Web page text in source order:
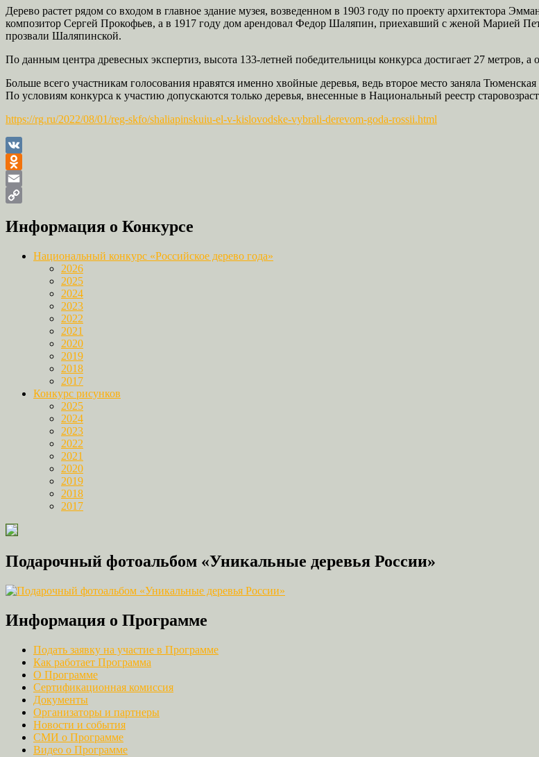
Дерево растет рядом со входом в главное здание музея, возведенном в 1903 году по проекту архитектора
композитор Сергей Прокофьев, а в 1917 году дом арендовал Федор Шаляпин, приехавший с женой Марией
прозвали Шаляпинской.
По данным центра древесных экспертиз, высота 133-летней победительницы конкурса достигает 27 метров, а
Больше всего участникам голосования нравятся именно хвойные деревья, ведь второе место заняла
По условиям конкурса к участию допускаются только деревья, внесенные в Национальный реестр
https://rg.ru/2022/08/01/reg-skfo/shaliapinskuiu-el-v-kislovodske-vybrali-derevom-goda-rossii.html
VK
Odnoklassniki
Email
Link
Информация о Конкурсе
Национальный конкурс «Российское дерево года»
2026
2025
2024
2023
2022
2021
2020
2019
2018
2017
Конкурс рисунков
2025
2024
2023
2022
2021
2020
2019
2018
2017
Подарочный фотоальбом «Уникальные деревья России»
Информация о Программе
Подать заявку на участие в Программе
Как работает Программа
О Программе
Сертификационная комиссия
Документы
Организаторы и партнеры
Новости и события
СМИ о Программе
Видео о Программе